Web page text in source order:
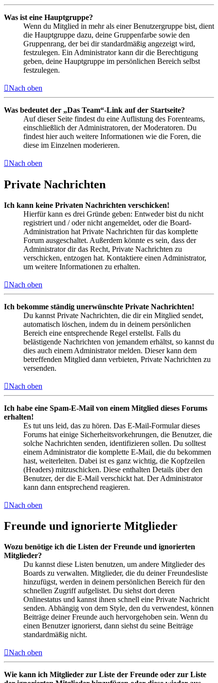
Was ist eine Hauptgruppe?
Wenn du Mitglied in mehr als einer Benutzergruppe bist, dient
die Hauptgruppe dazu, deine Gruppenfarbe sowie den
Gruppenrang, der bei dir standardmäßig angezeigt wird,
festzulegen. Ein Administrator kann dir die Berechtigung
geben, deine Hauptgruppe im persönlichen Bereich selbst
festzulegen.
Nach oben
Was bedeutet der „Das Team“-Link auf der Startseite?
Auf dieser Seite findest du eine Auflistung des Forenteams,
einschließlich der Administratoren, der Moderatoren. Du
findest hier auch weitere Informationen wie die Foren, die
diese im Einzelnen moderieren.
Nach oben
Private Nachrichten
Ich kann keine Privaten Nachrichten verschicken!
Hierfür kann es drei Gründe geben: Entweder bist du nicht
registriert und / oder nicht angemeldet, oder die Board-
Administration hat Private Nachrichten für das komplette
Forum ausgeschaltet. Außerdem könnte es sein, dass der
Administrator dir das Recht, Private Nachrichten zu
verschicken, entzogen hat. Kontaktiere einen Administrator,
um weitere Informationen zu erhalten.
Nach oben
Ich bekomme ständig unerwünschte Private Nachrichten!
Du kannst Private Nachrichten, die dir ein Mitglied sendet,
automatisch löschen, indem du in deinem persönlichen
Bereich eine entsprechende Regel erstellst. Falls du
belästigende Nachrichten von jemandem erhältst, so kannst du
dies auch einem Administrator melden. Dieser kann dem
betreffenden Mitglied dann verbieten, Private Nachrichten zu
versenden.
Nach oben
Ich habe eine Spam-E-Mail von einem Mitglied dieses Forums
erhalten!
Es tut uns leid, das zu hören. Das E-Mail-Formular dieses
Forums hat einige Sicherheitsvorkehrungen, die Benutzer, die
solche Nachrichten senden, identifizieren sollen. Du solltest
einem Administrator die komplette E-Mail, die du bekommen
hast, weiterleiten. Dabei ist es ganz wichtig, die Kopfzeilen
(Headers) mitzuschicken. Diese enthalten Details über den
Benutzer, der die E-Mail verschickt hat. Der Administrator
kann dann entsprechend reagieren.
Nach oben
Freunde und ignorierte Mitglieder
Wozu benötige ich die Listen der Freunde und ignorierten
Mitglieder?
Du kannst diese Listen benutzen, um andere Mitglieder des
Boards zu verwalten. Mitglieder, die du deiner Freundesliste
hinzufügst, werden in deinem persönlichen Bereich für den
schnellen Zugriff aufgelistet. Du siehst dort deren
Onlinestatus und kannst ihnen schnell eine Private Nachricht
senden. Abhängig von dem Style, den du verwendest, können
Beiträge deiner Freunde auch hervorgehoben sein. Wenn du
einen Benutzer ignorierst, dann siehst du seine Beiträge
standardmäßig nicht.
Nach oben
Wie kann ich Mitglieder zur Liste der Freunde oder zur Liste